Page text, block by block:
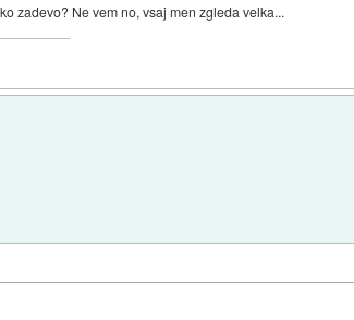
zadevo? Ne vem no, vsaj men zgleda velka...